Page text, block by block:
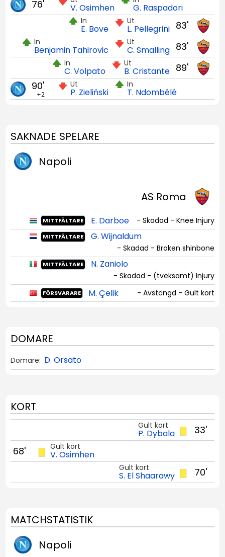
V. Osimhen G. Raspadori
76'
83'
Ut
L. Pellegrini
In
E. Bove
83'
Ut
C. Smalling
In
Benjamin Tahirovic
89'
Ut
B. Cristante
In
C. Volpato
Ut
P. Zieliński
In
T. Ndombélé
90'
+2
SAKNADE SPELARE
Napoli
AS Roma
MITTFÄLTARE E. Darboe - Skadad - Knee Injury
MITTFÄLTARE G. Wijnaldum
- Skadad - Broken shinbone
MITTFÄLTARE N. Zaniolo
- Skadad - (tveksamt) Injury
FÖRSVARARE M. Çelik - Avstängd - Gult kort
DOMARE
Domare: D. Orsato
KORT
33'
Gult kort
P. Dybala
Gult kort
V. Osimhen
68'
70'
Gult kort
S. El Shaarawy
MATCHSTATISTIK
Napoli